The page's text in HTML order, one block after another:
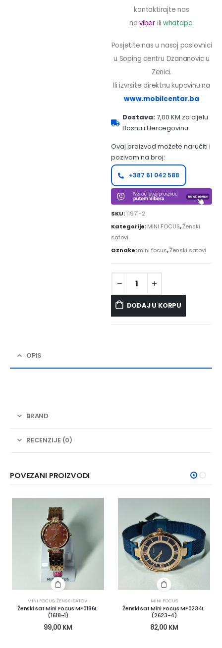
kontaktirajte nas
naviber ili whatapp.
Posjetite nas u nasoj poslovnici
u Soping centru Dzananovic u
Zenici.
Ili izvrsite direktnu kupovinu na
www.mobilcentar.ba
Dostava:7,00 KM za cijelu
Bosnu i Hercegovinu
Ovaj proizvod možete naručiti i
pozivom na broj:
+387 61 042 588
SKU:11971-2
Kategorije:MINI FOCUS,Ženski
satovi
Oznake:mini focus,Ženski satovi
DODAJ U KORPU
OPIS
BRAND
RECENZIJE (0)
POVEZANI PROIZVODI
MINI FOCUS,ŽENSKI SATOVI
Ženski sat Mini Focus MF0186L.
(1618-1)
99,00 KM
MINI FOCUS
Ženski sat Mini Focus MF0234L.
(2623-4)
82,00 KM